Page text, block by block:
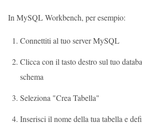
In MySQL Workbench, per esempio:
Connettiti al tuo server MySQL
Clicca con il tasto destro sul tuo
schema
Seleziona "Crea Tabella"
Inserisci il nome della tua tabella e